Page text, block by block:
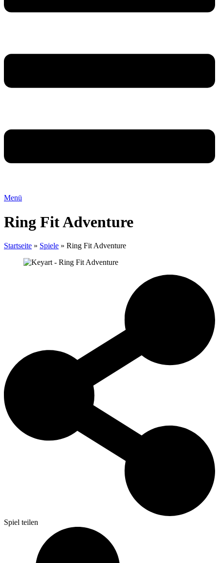
Menü
Ring Fit Adventure
Startseite » Spiele » Ring Fit Adventure
Spiel teilen